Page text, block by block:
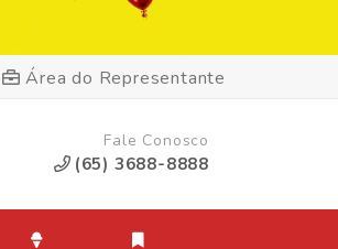
Área do Representante
Fale Conosco
(65) 3688-8888